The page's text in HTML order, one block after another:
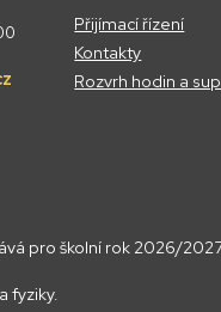
Přijímací řízení
Kontakty
Rozvrh hodin a
pro školní rok 2026/
fyziky.